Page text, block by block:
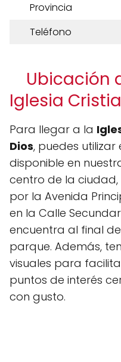
Provincia
Teléfono
Ubicación
Iglesia
Para llegar a la
Dios, puedes utilizar
disponible en
centro de la
por la Avenida
en la Calle
encuentra al final
parque. Además,
visuales para
puntos de interés
con gusto.